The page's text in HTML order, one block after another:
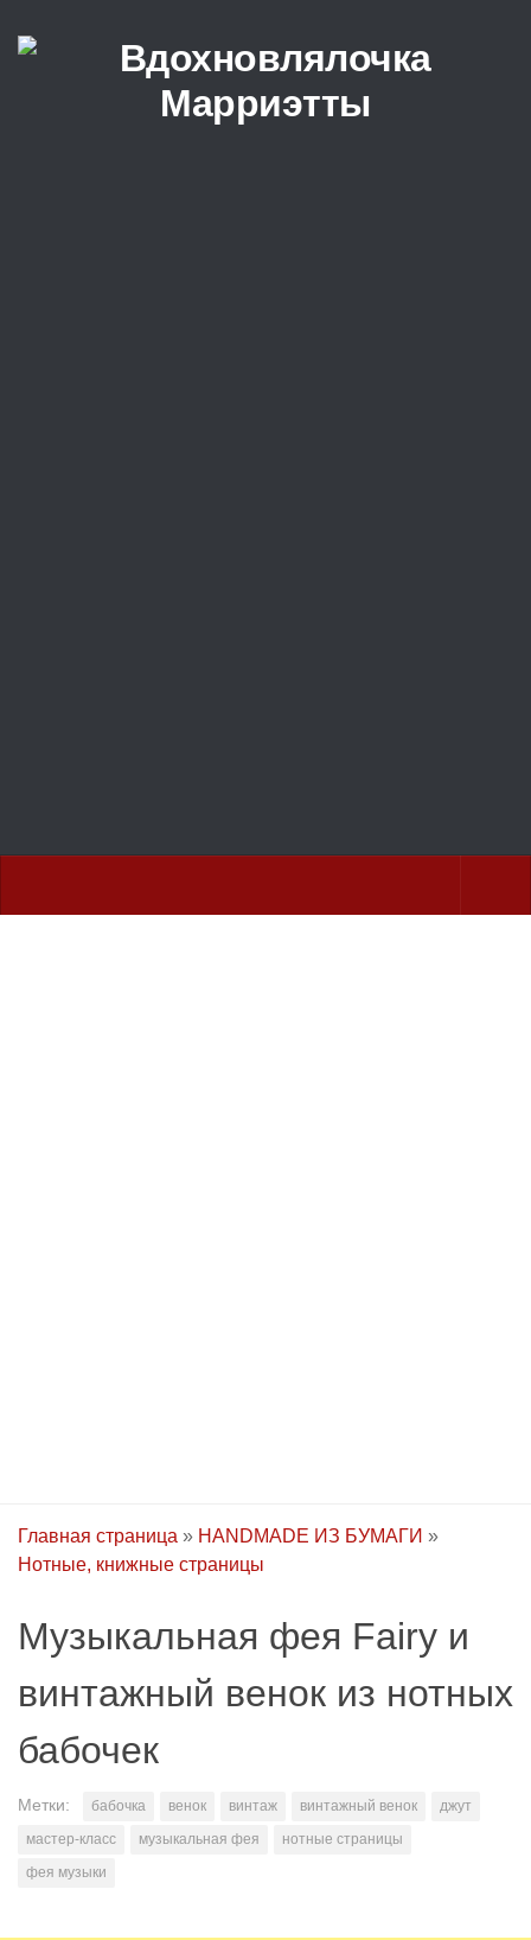
Перейти к содержимому
Главная страница » HANDMADE ИЗ БУМАГИ »
Нотные, книжные страницы
Музыкальная фея Fairy и
винтажный венок из нотных
бабочек
Метки: бабочка венок винтаж винтажный венок
джут
мастер-класс
музыкальная фея
нотные страницы
фея музыки